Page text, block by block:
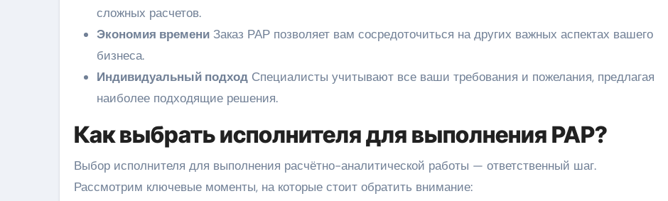
сложных расчетов.
Экономия времени Заказ РАР позволяет вам сосредоточиться на других важных аспектах вашего
бизнеса.
Индивидуальный подход Специалисты учитывают все ваши требования и пожелания, предлагая
наиболее подходящие решения.
Как выбрать исполнителя для выполнения РАР?
Выбор исполнителя для выполнения расчётно-аналитической работы — ответственный шаг.
Рассмотрим ключевые моменты, на которые стоит обратить внимание: